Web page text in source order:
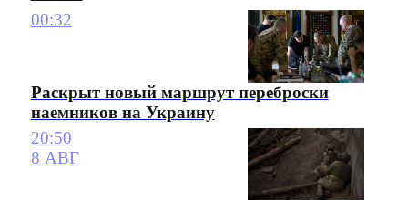
00:32
Раскрыт новый маршрут переброски
наемников на Украину
20:50
8 АВГ